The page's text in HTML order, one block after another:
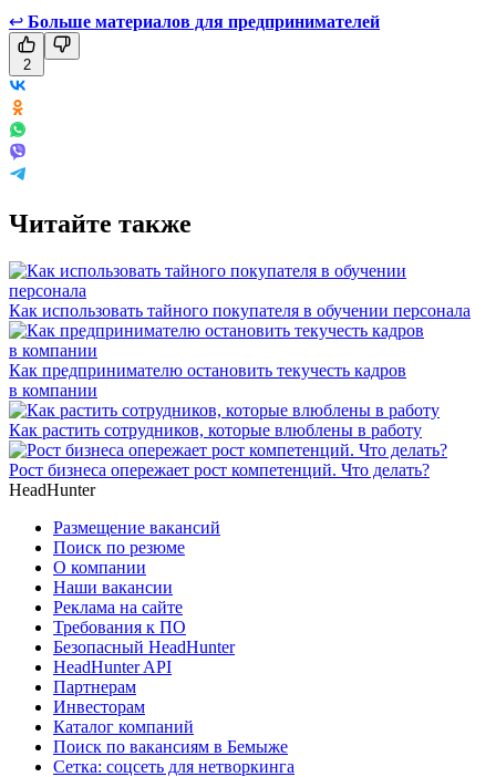
↩ Больше материалов для предпринимателей
2
Читайте также
Как использовать тайного покупателя‎ в обучении персонала
Как предпринимателю остановить текучесть кадров
в компании
Как растить сотрудников, которые влюблены в работу
Рост бизнеса опережает рост компетенций. Что делать?
HeadHunter
Размещение вакансий
Поиск по резюме
О компании
Наши вакансии
Реклама на сайте
Требования к ПО
Безопасный HeadHunter
HeadHunter API
Партнерам
Инвесторам
Каталог компаний
Поиск по вакансиям в Бемыже
Сетка: соцсеть для нетворкинга